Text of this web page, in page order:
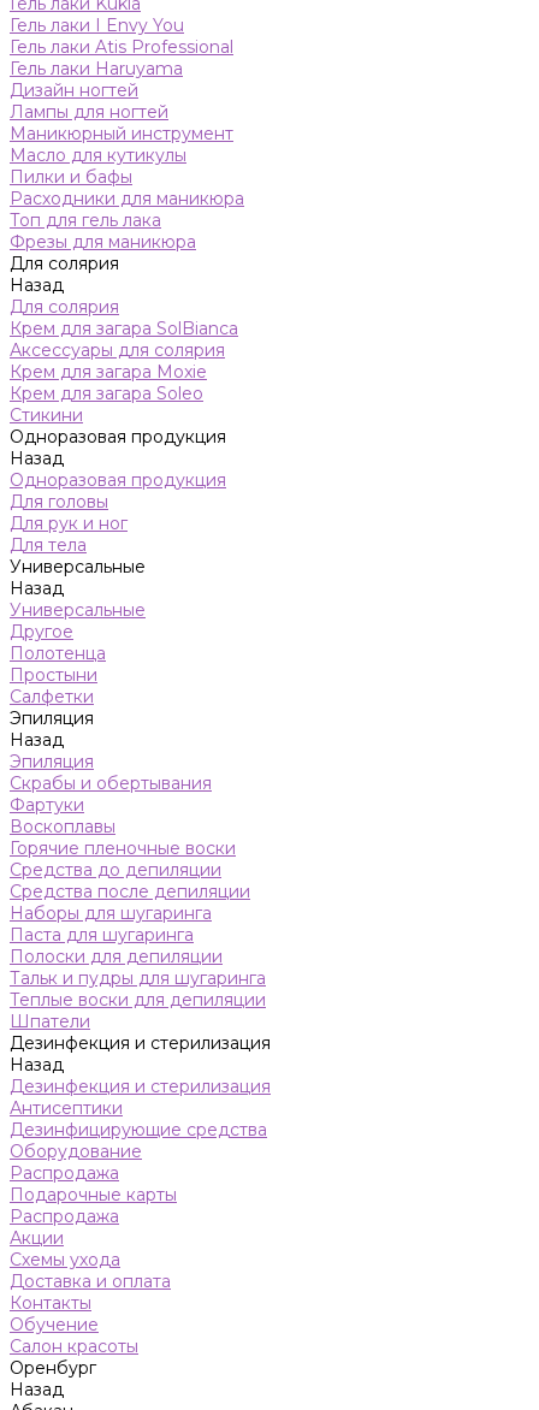
Гель лаки I Envy You
Гель лаки Atis Professional
Гель лаки Haruyama
Дизайн ногтей
Лампы для ногтей
Маникюрный инструмент
Масло для кутикулы
Пилки и бафы
Расходники для маникюра
Топ для гель лака
Фрезы для маникюра
Для солярия
Назад
Для солярия
Крем для загара SolBianca
Аксессуары для солярия
Крем для загара Moxie
Крем для загара Soleo
Стикини
Одноразовая продукция
Назад
Одноразовая продукция
Для головы
Для рук и ног
Для тела
Универсальные
Назад
Универсальные
Другое
Полотенца
Простыни
Салфетки
Эпиляция
Назад
Эпиляция
Скрабы и обертывания
Фартуки
Воскоплавы
Горячие пленочные воски
Средства до депиляции
Средства после депиляции
Наборы для шугаринга
Паста для шугаринга
Полоски для депиляции
Тальк и пудры для шугаринга
Теплые воски для депиляции
Шпатели
Дезинфекция и стерилизация
Назад
Дезинфекция и стерилизация
Антисептики
Дезинфицирующие средства
Оборудование
Распродажа
Подарочные карты
Распродажа
Акции
Схемы ухода
Доставка и оплата
Контакты
Обучение
Салон красоты
Оренбург
Назад